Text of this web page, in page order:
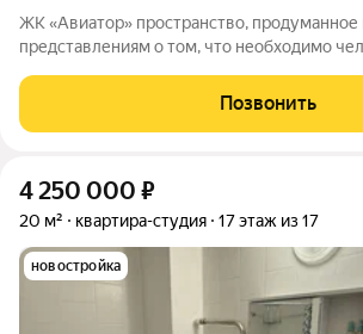
ЖК «Авиатор» пространство, продуманное по современным
представлениям о том, что необходимо
архитектура сочетает плавные изгибы
цветовую палитру. Особенность комплекса
Позвонить
4 250 000 ₽
20 м² квартира-студия 17 этаж из 17
новостройка